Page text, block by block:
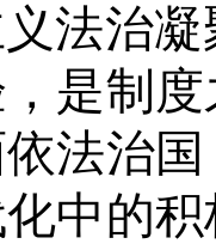
法治
是制
法治
中的